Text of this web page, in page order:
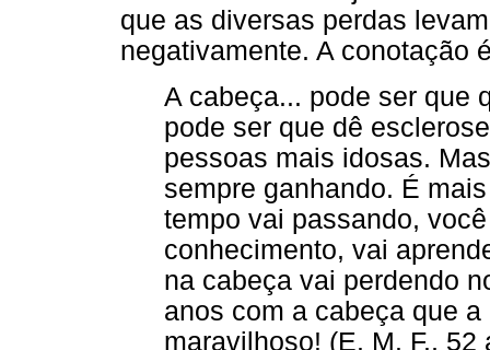
que as diversas perdas
negativamente. A conotação
A cabeça... pode ser que
pode ser que dê
pessoas mais idosas.
sempre ganhando. É
tempo vai passando,
conhecimento, vai
na cabeça vai perdendo
anos com a cabeça que
maravilhoso! (E. M. F., 52